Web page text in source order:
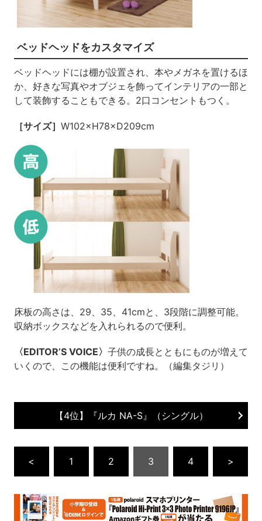
ベッドヘッドをカスタマイズ
ベッドヘッドには棚が設置され、本やメガネを置けるほ
か、好きな写真やオブジェを飾ってインテリアの一部と
して装飾することもできる。2口コンセントもつく。
［サイズ］ W102×H78×D209cm
床板の高さは、29、35、41cmと、3段階に調整可能。
収納ボックスなどを入れられるので便利。
〈EDITOR’S VOICE〉 子供の成長とともにものが増えて
いくので、この機能は便利ですね。（編集タジリ）
【4位】『ルカ NA-S』（シングル）
< 1 2 3 4 >